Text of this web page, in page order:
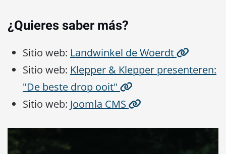
¿Quieres saber más?
Sitio web: Landwinkel de Woerdt
Sitio web: Klepper & Klepper presenteren:
"De beste drop ooit"
Sitio web: Joomla CMS